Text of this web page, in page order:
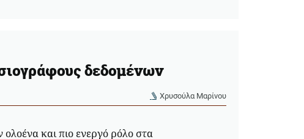
δεδομένων
Χρυσούλα Μαρίνου
και πιο ενεργό ρόλο στα